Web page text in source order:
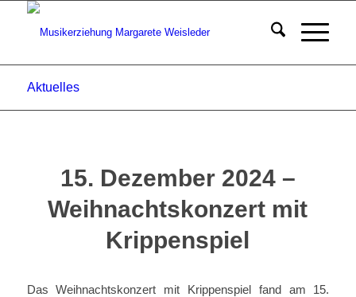
Aktuelles
15. Dezember 2024 –
Weihnachtskonzert mit
Krippenspiel
Das Weihnachtskonzert mit Krippenspiel fand am 15.